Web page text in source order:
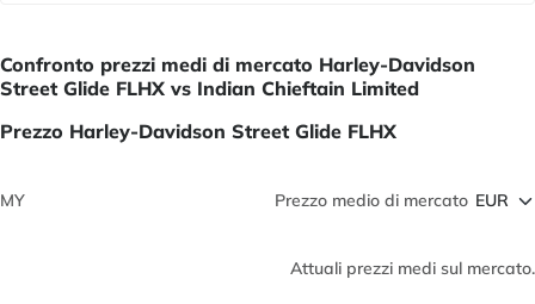
Confronto prezzi medi di mercato Harley-Davidson
Street Glide FLHX vs Indian Chieftain Limited
Prezzo Harley-Davidson Street Glide FLHX
MY Prezzo medio di mercato
Attuali prezzi medi sul mercato.